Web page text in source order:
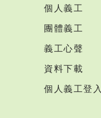
個人義工
團體義工
義工心聲
資料下載
個人義工登入